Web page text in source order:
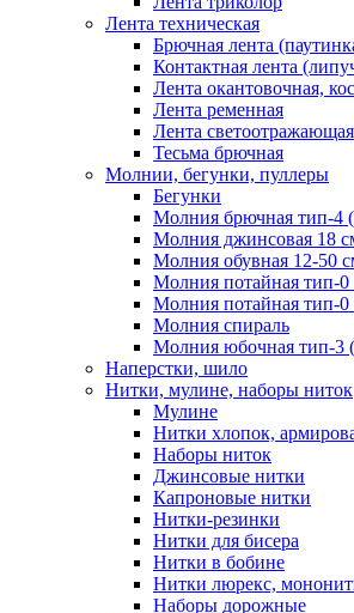
Лента техническая
Брючная лента
Контактная лента
Лента окантовочная,
Лента ременная
Лента светоотражающая
Тесьма брючная
Молнии, бегунки, пуллеры
Бегунки
Молния брючная тип-4
Молния джинсовая 18
Молния обувная 12-50
Молния потайная тип-0
Молния потайная тип-0
Молния спираль
Молния юбочная тип-3
Наперстки, шило
Нитки, мулине, наборы ниток
Мулине
Нитки хлопок,
Наборы ниток
Джинсовые нитки
Капроновые нитки
Нитки-резинки
Нитки для бисера
Нитки в бобине
Нитки люрекс,
Наборы дорожные